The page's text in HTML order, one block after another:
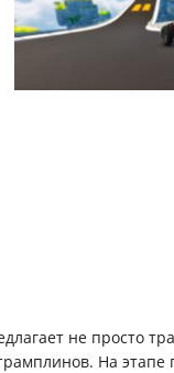
не просто
На этапе